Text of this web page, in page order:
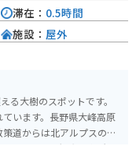
る大樹のスポットです。
います。長野県大峰高原
道からは北アルプスの山
滞在： 0.5時間
施設： 屋外